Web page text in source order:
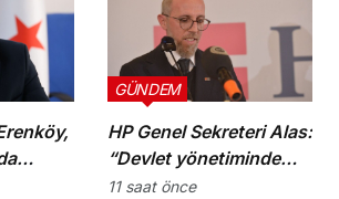
HP Genel Sekreteri Alas:
“Devlet yönetiminde
köklü bir zihniyet
GÜNDEM
11 saat önce